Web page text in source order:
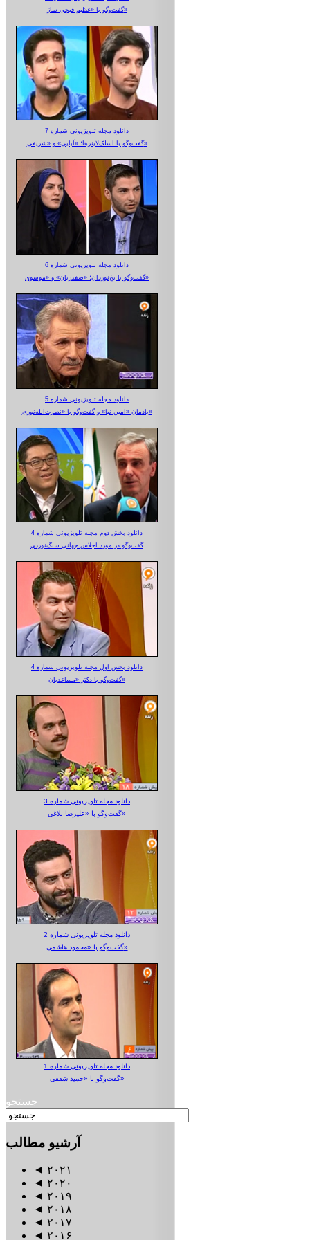
گفت‌وگو با «عظیم قیچی ساز»
دانلود مجله تلویزیونی شماره 7
گفت‌وگو با اسلک‌لاینرها؛ «آبایی» و «شریفی»
دانلود مجله تلویزیونی شماره 6
گفت‌وگو با یخ‌نوردان؛ «صفدریان» و «موسوی»
دانلود مجله تلویزیونی شماره 5
یادمان «امین نیا» و گفت‌وگو با «نصرت‌الله‌نوری»
دانلود بخش دوم مجله تلویزیونی شماره 4
گفت‌وگو در مورد اجلاس جهانی سنگ‌نوردی
دانلود بخش اول مجله تلویزیونی شماره 4
گفت‌وگو با دکتر «مساعدیان»
دانلود مجله تلویزیونی شماره 3
گفت‌وگو با «علیرضا بلاغی»
دانلود مجله تلویزیونی شماره 2
گفت‌وگو با «محمود هاشمی»
دانلود مجله تلویزیونی شماره 1
گفت‌وگو با «حمید شفقی»
جستجو
آرشیو مطالب
◄ ۲۰۲۱
◄ ۲۰۲۰
◄ ۲۰۱۹
◄ ۲۰۱۸
◄ ۲۰۱۷
◄ ۲۰۱۶